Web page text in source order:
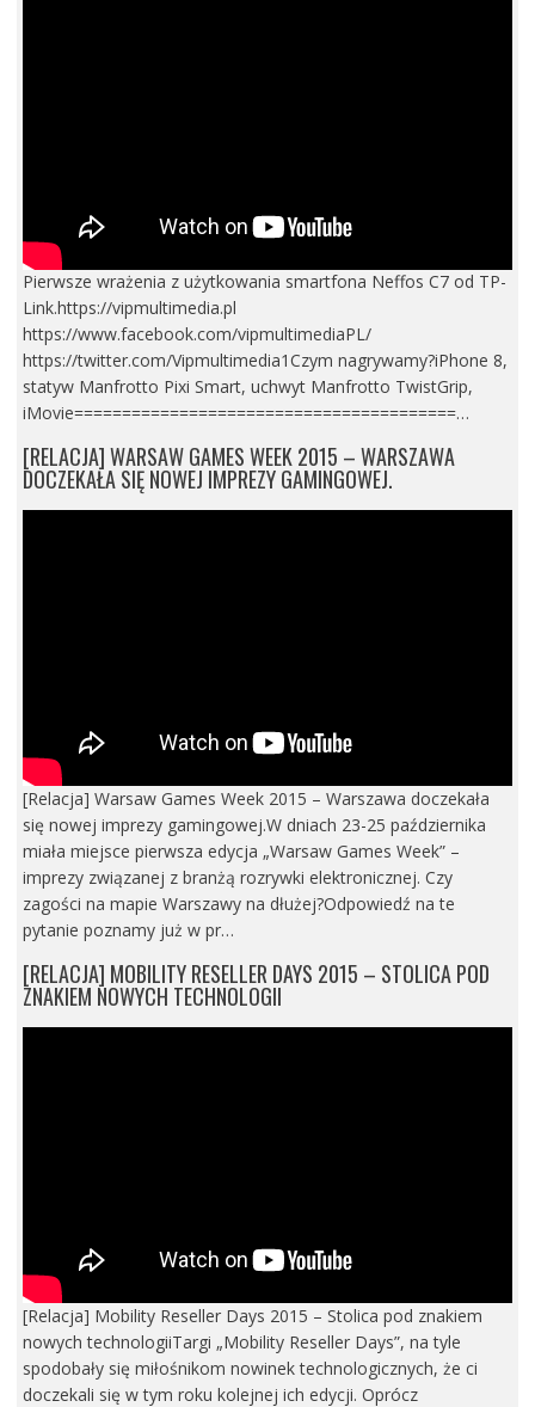
Pierwsze wrażenia z użytkowania smartfona Neffos C7 od TP-
Link.https://vipmultimedia.pl
https://www.facebook.com/vipmultimediaPL/
https://twitter.com/Vipmultimedia1Czym nagrywamy?iPhone 8,
statyw Manfrotto Pixi Smart, uchwyt Manfrotto TwistGrip,
iMovie========================================…
[RELACJA] WARSAW GAMES WEEK 2015 – WARSZAWA
DOCZEKAŁA SIĘ NOWEJ IMPREZY GAMINGOWEJ.
[Relacja] Warsaw Games Week 2015 – Warszawa doczekała
się nowej imprezy gamingowej.W dniach 23-25 października
miała miejsce pierwsza edycja „Warsaw Games Week” –
imprezy związanej z branżą rozrywki elektronicznej. Czy
zagości na mapie Warszawy na dłużej?Odpowiedź na te
pytanie poznamy już w pr…
[RELACJA] MOBILITY RESELLER DAYS 2015 – STOLICA POD
ZNAKIEM NOWYCH TECHNOLOGII
[Relacja] Mobility Reseller Days 2015 – Stolica pod znakiem
nowych technologiiTargi „Mobility Reseller Days”, na tyle
spodobały się miłośnikom nowinek technologicznych, że ci
doczekali się w tym roku kolejnej ich edycji. Oprócz